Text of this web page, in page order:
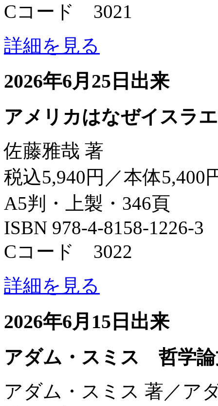
Cコード 3021
詳細を見る
2026年6月25日出来
アメリカはなぜイスラ
佐藤雅哉 著
税込5,940円／本体5,400
A5判・上製・346頁
ISBN 978-4-8158-1226-3
Cコード 3022
詳細を見る
2026年6月15日出来
アダム・スミス 哲学論
アダム・スミス 著／ア